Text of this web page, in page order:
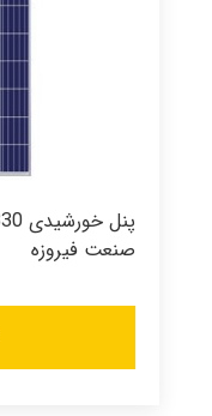
صنعت فیروزه